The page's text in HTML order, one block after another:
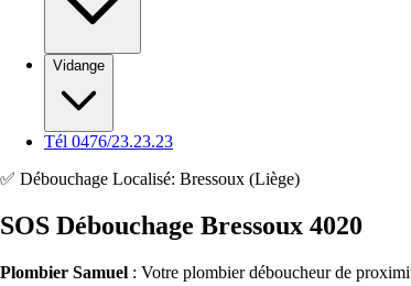
Vidange
Tél 0476/23.23.23
✅ Débouchage Localisé: Bressoux (Liège)
SOS Débouchage Bressoux 4020
Plombier Samuel : Votre plombier déboucheur de